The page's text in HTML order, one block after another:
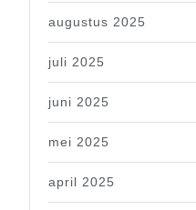
augustus 2025
juli 2025
juni 2025
mei 2025
april 2025